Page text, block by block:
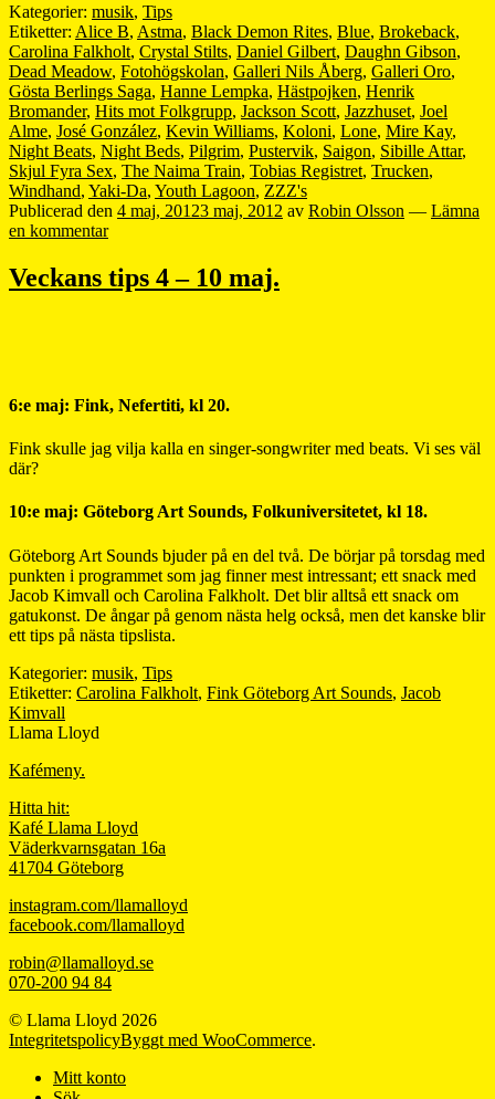
Kategorier: musik, Tips
Etiketter: Alice B, Astma, Black Demon Rites, Blue, Brokeback,
Carolina Falkholt, Crystal Stilts, Daniel Gilbert, Daughn Gibson,
Dead Meadow, Fotohögskolan, Galleri Nils Åberg, Galleri Oro,
Gösta Berlings Saga, Hanne Lempka, Hästpojken, Henrik
Bromander, Hits mot Folkgrupp, Jackson Scott, Jazzhuset, Joel
Alme, José González, Kevin Williams, Koloni, Lone, Mire Kay,
Night Beats, Night Beds, Pilgrim, Pustervik, Saigon, Sibille Attar,
Skjul Fyra Sex, The Naima Train, Tobias Registret, Trucken,
Windhand, Yaki-Da, Youth Lagoon, ZZZ's
Publicerad den 4 maj, 20123 maj, 2012 av Robin Olsson — Lämna
en kommentar
Veckans tips 4 – 10 maj.
6:e maj: Fink, Nefertiti, kl 20.
Fink skulle jag vilja kalla en singer-songwriter med beats. Vi ses väl
där?
10:e maj: Göteborg Art Sounds, Folkuniversitetet, kl 18.
Göteborg Art Sounds bjuder på en del två. De börjar på torsdag med
punkten i programmet som jag finner mest intressant; ett snack med
Jacob Kimvall och Carolina Falkholt. Det blir alltså ett snack om
gatukonst. De ångar på genom nästa helg också, men det kanske blir
ett tips på nästa tipslista.
Kategorier: musik, Tips
Etiketter: Carolina Falkholt, Fink Göteborg Art Sounds, Jacob
Kimvall
Llama Lloyd
Kafémeny.
Hitta hit:
Kafé Llama Lloyd
Väderkvarnsgatan 16a
41704 Göteborg
instagram.com/llamalloyd
facebook.com/llamalloyd
robin@llamalloyd.se
070-200 94 84
© Llama Lloyd 2026
IntegritetspolicyByggt med WooCommerce.
Mitt konto